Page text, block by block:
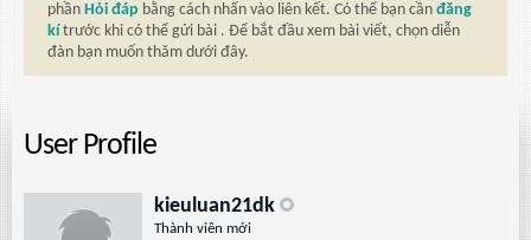
phần Hỏi đáp bằng cách nhấn vào liên kết. Có thể bạn cần đăng
kí trước khi có thể gửi bài . Để bắt đầu xem bài viết, chọn diễn
đàn bạn muốn thăm dưới đây.
User Profile
kieuluan21dk
Thành viên mới